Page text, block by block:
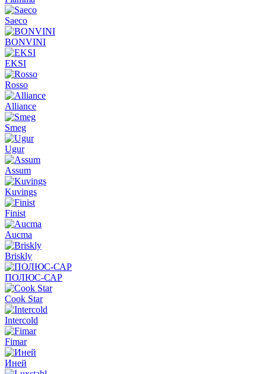
Saeco
BONVINI
EKSI
Rosso
Alliance
Smeg
Ugur
Assum
Kuvings
Finist
Aucma
Briskly
ПОЛЮС-САР
Cook Star
Intercold
Fimar
Иней